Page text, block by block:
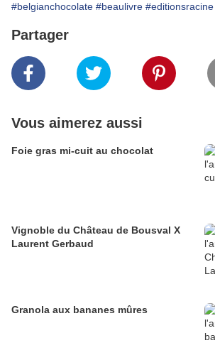
#belgianchocolate #beaulivre #editionsracine
Partager
Vous aimerez aussi
Foie gras mi-cuit au chocolat
Vignoble du Château de Bousval X
Laurent Gerbaud
Granola aux bananes mûres